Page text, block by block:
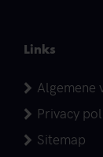
Links
Algemene
Privacy
Sitemap